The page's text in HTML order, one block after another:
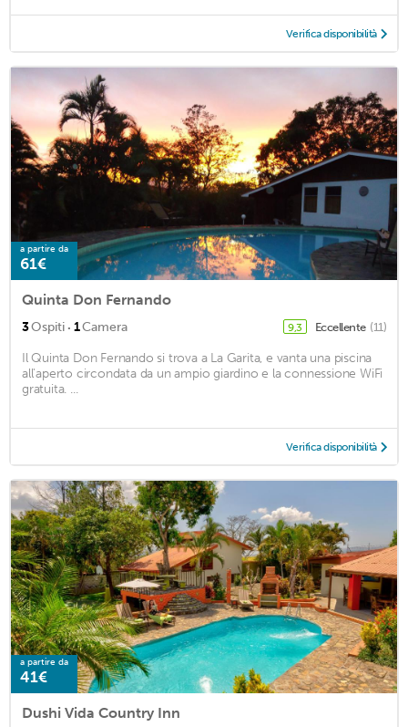
Verifica disponibilità
a partire da
61€
Quinta Don Fernando
3Ospiti · 1Camera 9,3 Eccellente (11)
Il Quinta Don Fernando si trova a La Garita, e vanta una piscina
all'aperto circondata da un ampio giardino e la connessione WiFi
gratuita. ...
Verifica disponibilità
a partire da
41€
Dushi Vida Country Inn